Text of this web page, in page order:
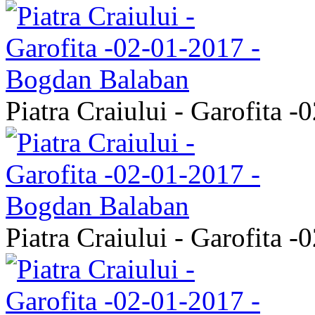
Piatra Craiului - Garofita -
Piatra Craiului - Garofita -